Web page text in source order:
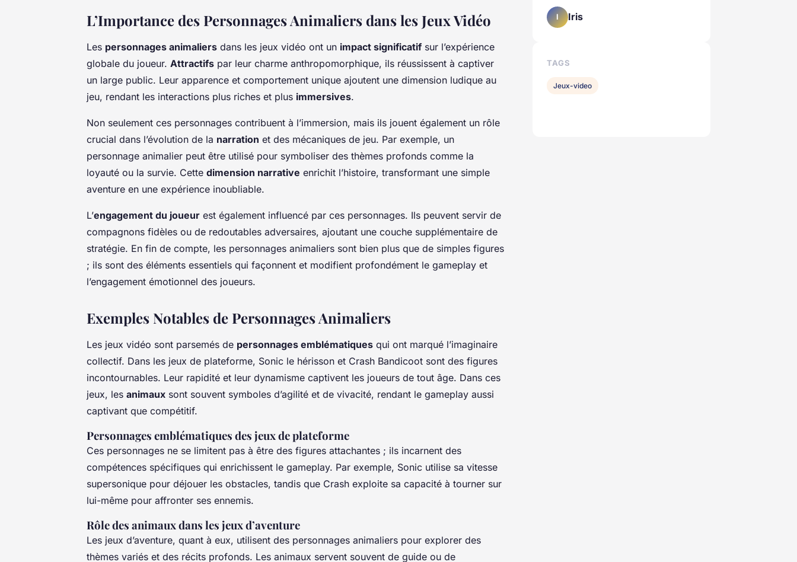
L’Importance des Personnages Animaliers dans les Jeux Vidéo
Les personnages animaliers dans les jeux vidéo ont un impact significatif sur l’expérience
globale du joueur. Attractifs par leur charme anthropomorphique, ils réussissent à captiver
un large public. Leur apparence et comportement unique ajoutent une dimension ludique au
jeu, rendant les interactions plus riches et plus immersives.
Non seulement ces personnages contribuent à l’immersion, mais ils jouent également un rôle
crucial dans l’évolution de la narration et des mécaniques de jeu. Par exemple, un
personnage animalier peut être utilisé pour symboliser des thèmes profonds comme la
loyauté ou la survie. Cette dimension narrative enrichit l’histoire, transformant une simple
aventure en une expérience inoubliable.
L’engagement du joueur est également influencé par ces personnages. Ils peuvent servir de
compagnons fidèles ou de redoutables adversaires, ajoutant une couche supplémentaire de
stratégie. En fin de compte, les personnages animaliers sont bien plus que de simples figures
; ils sont des éléments essentiels qui façonnent et modifient profondément le gameplay et
l’engagement émotionnel des joueurs.
Exemples Notables de Personnages Animaliers
Les jeux vidéo sont parsemés de personnages emblématiques qui ont marqué l’imaginaire
collectif. Dans les jeux de plateforme, Sonic le hérisson et Crash Bandicoot sont des figures
incontournables. Leur rapidité et leur dynamisme captivent les joueurs de tout âge. Dans ces
jeux, les animaux sont souvent symboles d’agilité et de vivacité, rendant le gameplay aussi
captivant que compétitif.
Personnages emblématiques des jeux de plateforme
Ces personnages ne se limitent pas à être des figures attachantes ; ils incarnent des
compétences spécifiques qui enrichissent le gameplay. Par exemple, Sonic utilise sa vitesse
supersonique pour déjouer les obstacles, tandis que Crash exploite sa capacité à tourner sur
lui-même pour affronter ses ennemis.
Rôle des animaux dans les jeux d’aventure
Les jeux d’aventure, quant à eux, utilisent des personnages animaliers pour explorer des
thèmes variés et des récits profonds. Les animaux servent souvent de guide ou de
I Iris
TAGS
Jeux-video